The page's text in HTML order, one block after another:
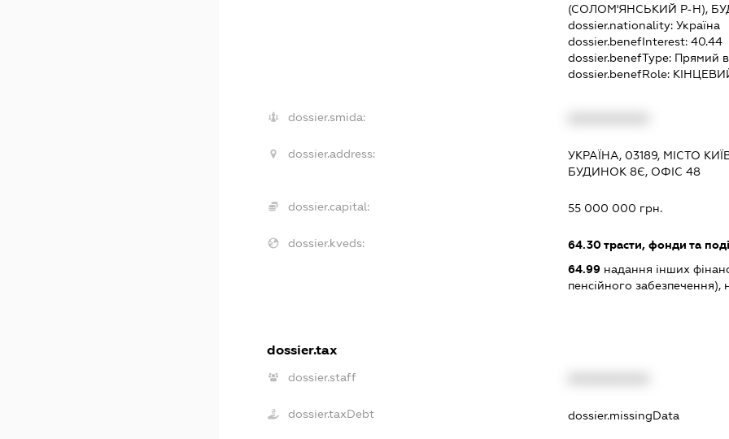
(СОЛОМ'ЯНСЬКИЙ Р-Н),
dossier.nationality:Україна
dossier.benefInterest:40.44
dossier.benefType: Прямий
dossier.benefRole:
dossier.smida:
dossier.address:
УКРАЇНА, 03189, МІСТО
БУДИНОК 8Є, ОФІС 48
dossier.capital: 55 000 000 грн.
dossier.kveds: 64.30трасти, фонди та
64.99 надання інших
пенсійного забезпечення),
dossier.tax
dossier.staff
dossier.taxDebt dossier.missingData